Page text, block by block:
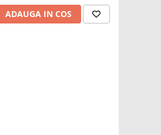
ADAUGA IN COS